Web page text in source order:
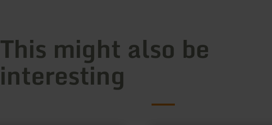
This might also be
interesting